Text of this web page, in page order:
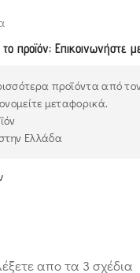
το προϊόν; Επικοινωνήστε
προϊόντα από τον
μεταφορικά.
Ελλάδα
απο τα 3 σχέδια